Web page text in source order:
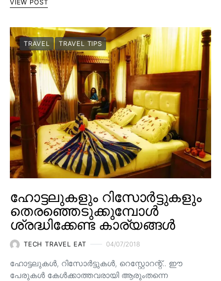
VIEW POST
TRAVEL TRAVEL TIPS
ഹോട്ടലുകളും റിസോർട്ടുകളും
തെരഞ്ഞെടുക്കുമ്പോൾ
ശ്രദ്ധിക്കേണ്ട കാര്യങ്ങൾ
TECH TRAVEL EAT 04/07/2018
ഹോട്ടലുകൾ, റിസോർട്ടുകൾ, റെസ്റ്റോറന്റ്.. ഈ
പേരുകൾ കേൾക്കാത്തവരായി ആരുംതന്നെ